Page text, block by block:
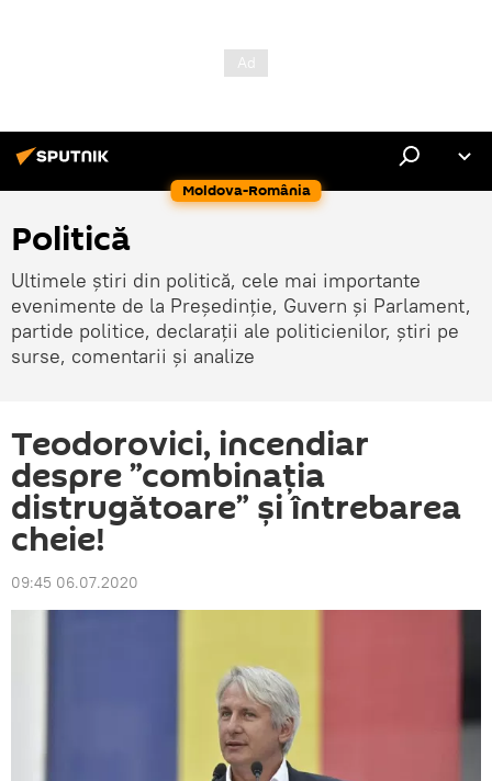
Moldova-România
Politică
Ultimele știri din politică, cele mai importante
evenimente de la Președinție, Guvern și Parlament,
partide politice, declarații ale politicienilor, știri pe
surse, comentarii și analize
Teodorovici, incendiar
despre ”combinația
distrugătoare” și întrebarea
cheie!
09:45 06.07.2020